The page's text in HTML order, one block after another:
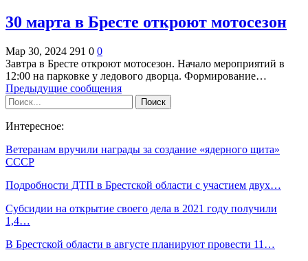
30 марта в Бресте откроют мотосезон
Мар 30, 2024 291 0 0
Завтра в Бресте откроют мотосезон. Начало мероприятий в
12:00 на парковке у ледового дворца. Формирование…
Предыдущие сообщения
Интересное:
Ветеранам вручили награды за создание «ядерного щита»
СССР
Подробности ДТП в Брестской области с участием двух…
Субсидии на открытие своего дела в 2021 году получили
1,4…
В Брестской области в августе планируют провести 11…